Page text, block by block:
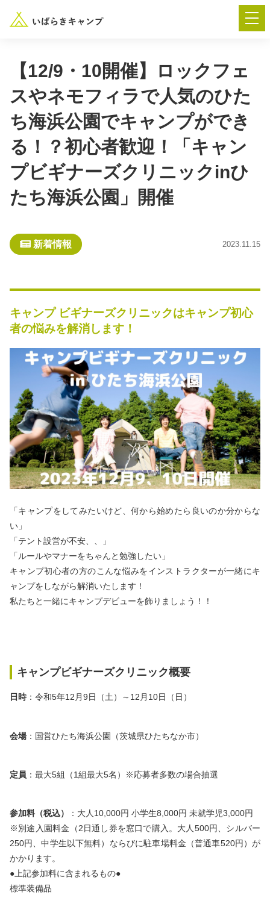
― AUTUMN FESTA 2026 ―
イベント-トップ
“いばらき”のキャンプ場を探す
楽しみ方
イベント情報
海辺キャンプ 川辺キャンプ
利用規約
プライバシーポリシー
【12/9・10開催】ロックフェ
スやネモフィラで人気のひた
ち海浜公園でキャンプができ
る！？初心者歓迎！「キャン
プビギナーズクリニックinひ
たち海浜公園」開催
新着情報 2023.11.15
キャンプ ビギナーズクリニックはキャンプ初心
者の悩みを解消します！
「キャンプをしてみたいけど、何から始めたら良いのか分からな
い」
「テント設営が不安、、」
「ルールやマナーをちゃんと勉強したい」
キャンプ初心者の方のこんな悩みをインストラクターが一緒にキ
ャンプをしながら解消いたします！
私たちと一緒にキャンプデビューを飾りましょう！！
キャンプビギナーズクリニック概要
日時：令和5年12月9日（土）～12月10日（日）
会場：国営ひたち海浜公園（茨城県ひたちなか市）
定員 ：最大5組（1組最大5名）※応募者多数の場合抽選
参加料（税込）
：大人10,000円 小学生8,000円 未就学児3,000円
※別途入園料金（2日通し券を窓口で購入。大人500円、シルバー
250円、中学生以下無料）ならびに駐車場料金（普通車520円）が
かかります。
●上記参加料に含まれるもの●
標準装備品